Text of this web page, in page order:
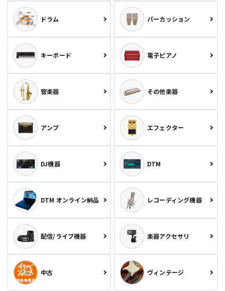
ドラム パーカッション
キーボード 電子ピアノ
管楽器 その他楽器
アンプ エフェクター
DJ機器 DTM
DTM オンライン納品 レコーディング機器
配信/ライブ機器 楽器アクセサリ
中古 ヴィンテージ